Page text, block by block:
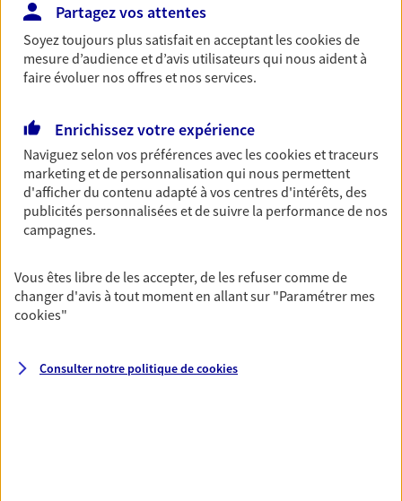
Découvrir l'offre Garantie Accidents de la Vie
OBTENIR UN TARIF EN LIGNE
Multirisque Entreprise
Gagnez en simplicité et en sérénité avec votre
assurance multirisque entreprise. Un contrat
unique pour protéger vos locaux, matériels pro,
équipements et stocks… sans oublier votre
responsabilité civile.
DEMANDER UN DEVIS
VOIR TOUTES NOS OFFRES
Partagez vos attentes
Soyez toujours plus satisfait en acceptant lescookiesde
mesure d’audience et d’avis utilisateurs qui nous aident à
faire évoluer nos offres et nos services.
Enrichissez votre expérience
Naviguez selon vos préférences avec lescookies et traceurs
marketing et de personnalisation qui nous permettent
d'afficher du contenu adapté à vos centres d'intérêts, des
publicités personnalisées et de suivre la performance de nos
campagnes.
Vous êtes libre de les accepter, de les refuser comme de
changer d'avis à tout moment en allant sur "Paramétrer mes
cookies"
Consulter notre politique decookies